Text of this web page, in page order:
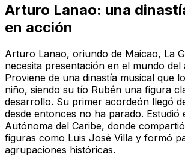
Arturo Lanao: una
en acción
Arturo Lanao, oriundo de Maicao, La
necesita presentación en el mundo del
Proviene de una dinastía musical que
niño, siendo su tío Rubén una figura
desarrollo. Su primer acordeón llegó
desde entonces no ha parado. Estudió
Autónoma del Caribe, donde
figuras como Luis José Villa y formó
agrupaciones históricas.